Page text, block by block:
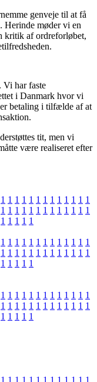
genveje til at få
Herinde møder vi en
kritik af ordreforløbet,
Vi har faste
i Danmark hvor vi
betaling i tilfælde af at
tit, men vi
være realiseret efter
1 1 1 1 1 1 1 1 1 1 1 1 1
1 1 1 1 1 1 1 1 1 1 1 1 1
1 1 1 1 1
1 1 1 1 1 1 1 1 1 1 1 1 1
1 1 1 1 1 1 1 1 1 1 1 1 1
1 1 1 1 1
1 1 1 1 1 1 1 1 1 1 1 1 1
1 1 1 1 1 1 1 1 1 1 1 1 1
1 1 1 1 1
1 1 1 1 1 1 1 1 1 1 1 1 1